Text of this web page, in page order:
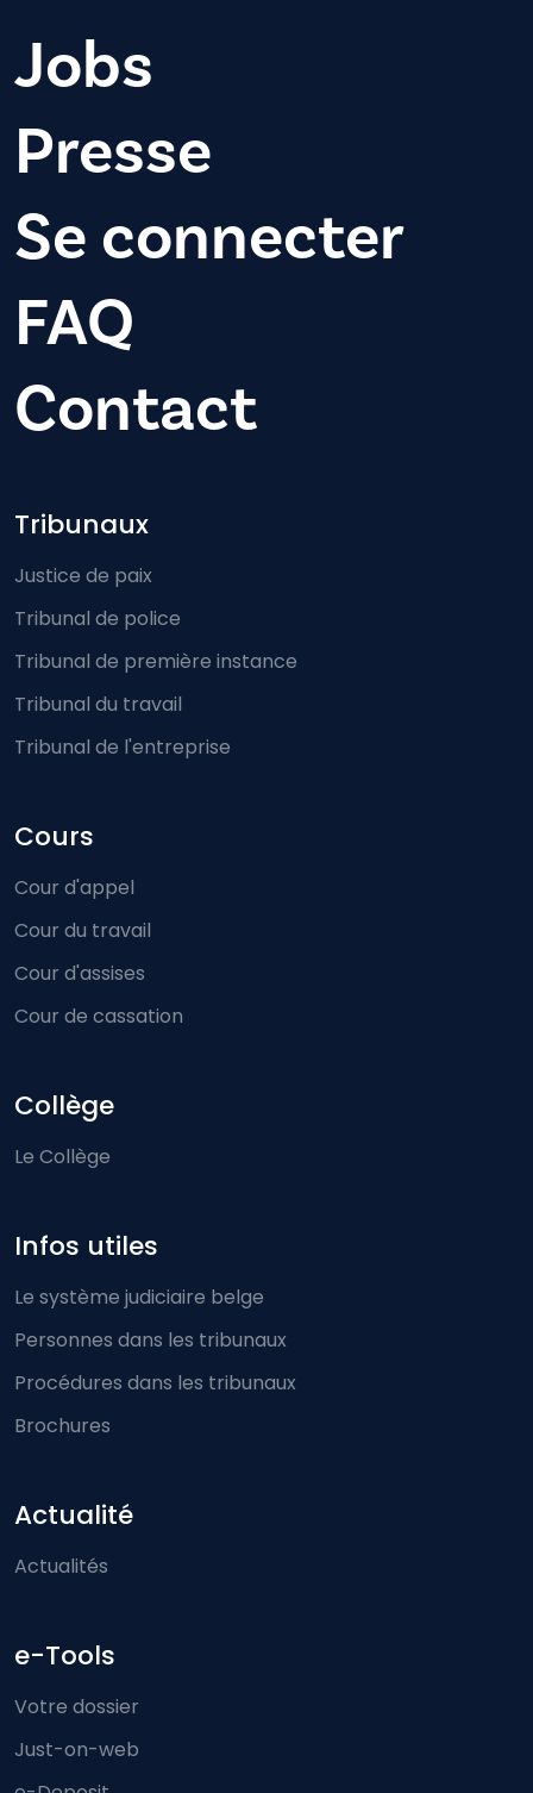
Jobs
Presse
Se connecter
FAQ
Contact
Footer-menu
Tribunaux
Justice de paix
Tribunal de police
Tribunal de première instance
Tribunal du travail
Tribunal de l'entreprise
Cours
Cour d'appel
Cour du travail
Cour d'assises
Cour de cassation
Collège
Le Collège
Infos utiles
Le système judiciaire belge
Personnes dans les tribunaux
Procédures dans les tribunaux
Brochures
Actualité
Actualités
e-Tools
Votre dossier
Just-on-web